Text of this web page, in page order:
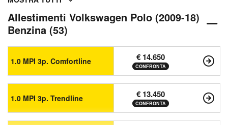
Allestimenti Volkswagen Polo (2009-18)
Benzina (53)
1.0 MPI 3p. Comfortline € 14.650
CONFRONTA
1.0 MPI 3p. Trendline € 13.450
CONFRONTA